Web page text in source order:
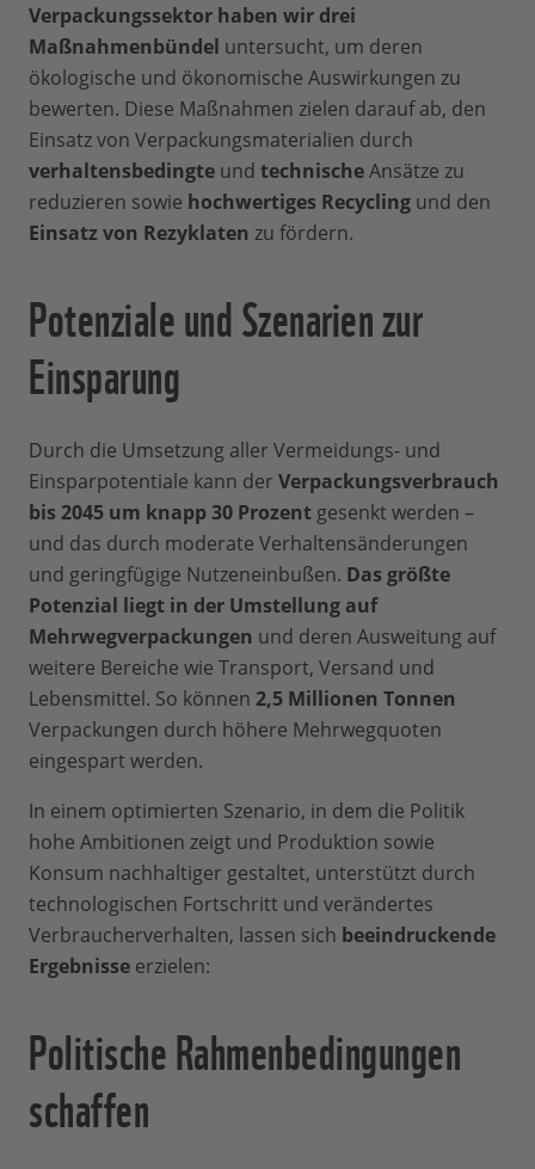
Verpackungssektor haben wir drei
Maßnahmenbündel untersucht, um deren
ökologische und ökonomische Auswirkungen zu
bewerten. Diese Maßnahmen zielen darauf ab, den
Einsatz von Verpackungsmaterialien durch
verhaltensbedingte und technischeAnsätze zu
reduzieren sowie hochwertiges Recycling und den
Einsatz von Rezyklaten zu fördern.
Potenziale und Szenarien zur
Einsparung
Durch die Umsetzung aller Vermeidungs- und
Einsparpotentiale kann der Verpackungsverbrauch
bis 2045 um knapp 30 Prozent gesenkt werden –
und das durch moderate Verhaltensänderungen
und geringfügige Nutzeneinbußen. Das größte
Potenzial liegt in der Umstellung auf
Mehrwegverpackungen und deren Ausweitung auf
weitere Bereiche wie Transport, Versand und
Lebensmittel. So können 2,5 Millionen Tonnen
Verpackungen durch höhere Mehrwegquoten
eingespart werden.
In einem optimierten Szenario, in dem die Politik
hohe Ambitionen zeigt und Produktion sowie
Konsum nachhaltiger gestaltet, unterstützt durch
technologischen Fortschritt und verändertes
Verbraucherverhalten, lassen sich beeindruckende
Ergebnisse erzielen:
Politische Rahmenbedingungen
schaffen